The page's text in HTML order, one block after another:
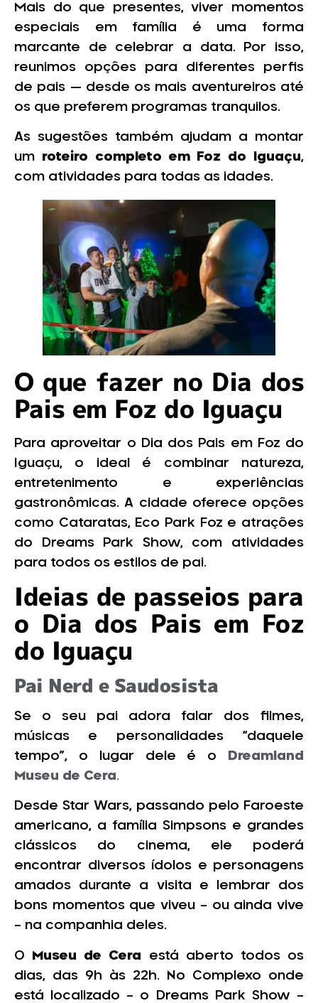
Mais do que presentes, viver momentos
especiais em família é uma forma
marcante de celebrar a data. Por isso,
reunimos opções para diferentes perfis
de pais — desde os mais aventureiros até
os que preferem programas tranquilos.
As sugestões também ajudam a montar
um roteiro completo em Foz do Iguaçu,
com atividades para todas as idades.
O que fazer no Dia dos
Pais em Foz do Iguaçu
Para aproveitar o Dia dos Pais em Foz do
Iguaçu, o ideal é combinar natureza,
entretenimento e experiências
gastronômicas. A cidade oferece opções
como Cataratas, Eco Park Foz e atrações
do Dreams Park Show, com atividades
para todos os estilos de pai.
Ideias de passeios para
o Dia dos Pais em Foz
do Iguaçu
Pai Nerd e Saudosista
Se o seu pai adora falar dos filmes,
músicas e personalidades “daquele
tempo”, o lugar dele é o
Dreamland
Museu de Cera.
Desde Star Wars, passando pelo Faroeste
americano, a família Simpsons e grandes
clássicos do cinema, ele poderá
encontrar diversos ídolos e personagens
amados durante a visita e lembrar dos
bons momentos que viveu – ou ainda vive
– na companhia deles.
O Museu de Cera está aberto todos os
dias, das 9h às 22h. No Complexo onde
está localizado – o Dreams Park Show –